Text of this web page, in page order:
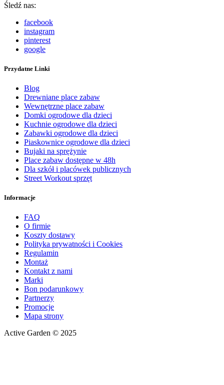
Śledź nas:
facebook
instagram
pinterest
google
Przydatne Linki
Blog
Drewniane place zabaw
Wewnętrzne place zabaw
Domki ogrodowe dla dzieci
Kuchnie ogrodowe dla dzieci
Zabawki ogrodowe dla dzieci
Piaskownice ogrodowe dla dzieci
Bujaki na sprężynie
Place zabaw dostępne w 48h
Dla szkół i placówek publicznych
Street Workout sprzęt
Informacje
FAQ
O firmie
Koszty dostawy
Polityka prywatności i Cookies
Regulamin
Montaż
Kontakt z nami
Marki
Bon podarunkowy
Partnerzy
Promocje
Mapa strony
Active Garden © 2025